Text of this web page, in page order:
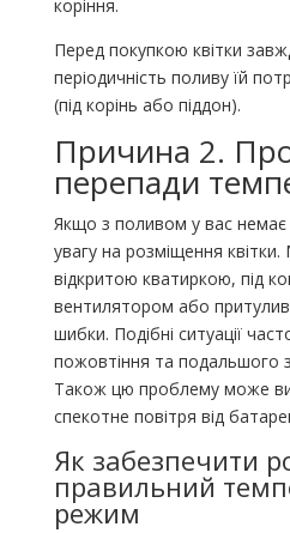
коріння.
Перед покупкою квітки
періодичність поливу їй
(під корінь або піддон).
Причина 2.
перепади
Якщо з поливом у вас немає
увагу на розміщення
відкритою кватиркою, під
вентилятором або
шибки. Подібні ситуації
пожовтіння та подальшого
Також цю проблему може
спекотне повітря від
Як забезпечити
правильний
режим